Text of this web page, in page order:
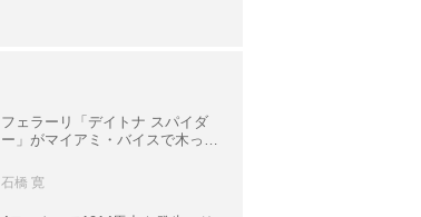
フェラーリ「デイトナ スパイダ
ー」がマイアミ・バイスで木っ端
サ」に化けた理由
石橋 寛